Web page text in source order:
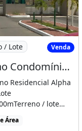
- Al
Terreno
/ Lote Venda
Terreno Condomínio Alpha Jardins
Residencial Alpha
/ lote
por R$179.999,
por R$290, 180m²
Área